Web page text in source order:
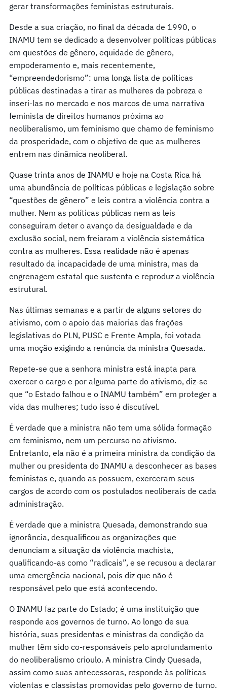
gerar transformações feministas estruturais.
Desde a sua criação, no final da década de 1990, o
INAMU tem se dedicado a desenvolver políticas públicas
em questões de gênero, equidade de gênero,
empoderamento e, mais recentemente,
“empreendedorismo”: uma longa lista de políticas
públicas destinadas a tirar as mulheres da pobreza e
inseri-las no mercado e nos marcos de uma narrativa
feminista de direitos humanos próxima ao
neoliberalismo, um feminismo que chamo de feminismo
da prosperidade, com o objetivo de que as mulheres
entrem nas dinâmica neoliberal.
Quase trinta anos de INAMU e hoje na Costa Rica há
uma abundância de políticas públicas e legislação sobre
“questões de gênero” e leis contra a violência contra a
mulher. Nem as políticas públicas nem as leis
conseguiram deter o avanço da desigualdade e da
exclusão social, nem freiaram a violência sistemática
contra as mulheres. Essa realidade não é apenas
resultado da incapacidade de uma ministra, mas da
engrenagem estatal que sustenta e reproduz a violência
estrutural.
Nas últimas semanas e a partir de alguns setores do
ativismo, com o apoio das maiorias das frações
legislativas do PLN, PUSC e Frente Ampla, foi votada
uma moção exigindo a renúncia da ministra Quesada.
Repete-se que a senhora ministra está inapta para
exercer o cargo e por alguma parte do ativismo, diz-se
que “o Estado falhou e o INAMU também” em proteger a
vida das mulheres; tudo isso é discutível.
É verdade que a ministra não tem uma sólida formação
em feminismo, nem um percurso no ativismo.
Entretanto, ela não é a primeira ministra da condição da
mulher ou presidenta do INAMU a desconhecer as bases
feministas e, quando as possuem, exerceram seus
cargos de acordo com os postulados neoliberais de cada
administração.
É verdade que a ministra Quesada, demonstrando sua
ignorância, desqualificou as organizações que
denunciam a situação da violência machista,
qualificando-as como “radicais”, e se recusou a declarar
uma emergência nacional, pois diz que não é
responsável pelo que está acontecendo.
O INAMU faz parte do Estado; é uma instituição que
responde aos governos de turno. Ao longo de sua
história, suas presidentas e ministras da condição da
mulher têm sido co-responsáveis pelo aprofundamento
do neoliberalismo crioulo. A ministra Cindy Quesada,
assim como suas antecessoras, responde às políticas
violentas e classistas promovidas pelo governo de turno.